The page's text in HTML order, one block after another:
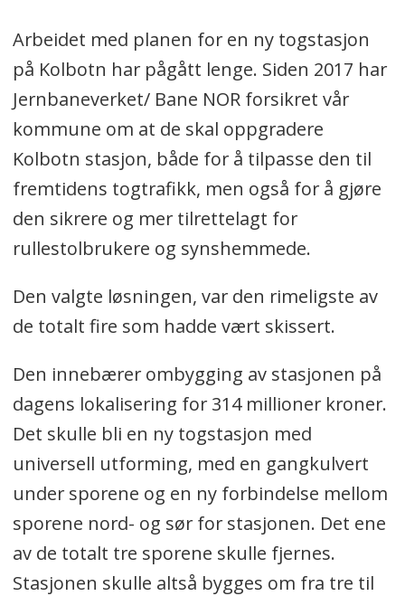
Arbeidet med planen for en ny togstasjon
på Kolbotn har pågått lenge. Siden 2017 har
Jernbaneverket/ Bane NOR forsikret vår
kommune om at de skal oppgradere
Kolbotn stasjon, både for å tilpasse den til
fremtidens togtrafikk, men også for å gjøre
den sikrere og mer tilrettelagt for
rullestolbrukere og synshemmede.
Den valgte løsningen, var den rimeligste av
de totalt fire som hadde vært skissert.
Den innebærer ombygging av stasjonen på
dagens lokalisering for 314 millioner kroner.
Det skulle bli en ny togstasjon med
universell utforming, med en gangkulvert
under sporene og en ny forbindelse mellom
sporene nord- og sør for stasjonen. Det ene
av de totalt tre sporene skulle fjernes.
Stasjonen skulle altså bygges om fra tre til